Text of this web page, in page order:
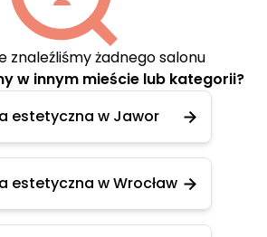
znaleźliśmy żadnego salonu
w innym mieście lub kategorii?
estetyczna w Jawor
estetyczna w Wrocław